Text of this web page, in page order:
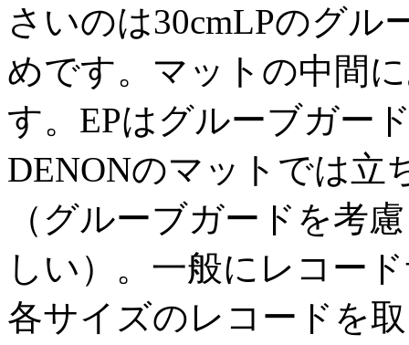
さいのは30cmLPのグル
めです。マットの中間
す。EPはグルーブガー
DENONのマットでは立
（グルーブガードを考
しい）。一般にレコー
各サイズのレコードを